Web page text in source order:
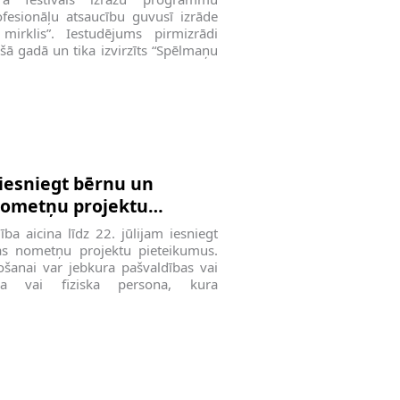
atsaucību guvusī izrāde
Iestudējums pirmizrādi
gadā un tika izvirzīts “Spēlmaņu
bērnu un
projektu
aicina līdz 22. jūlijam iesniegt
nometņu projektu pieteikumus.
var jebkura pašvaldības vai
vai fiziska persona, kura